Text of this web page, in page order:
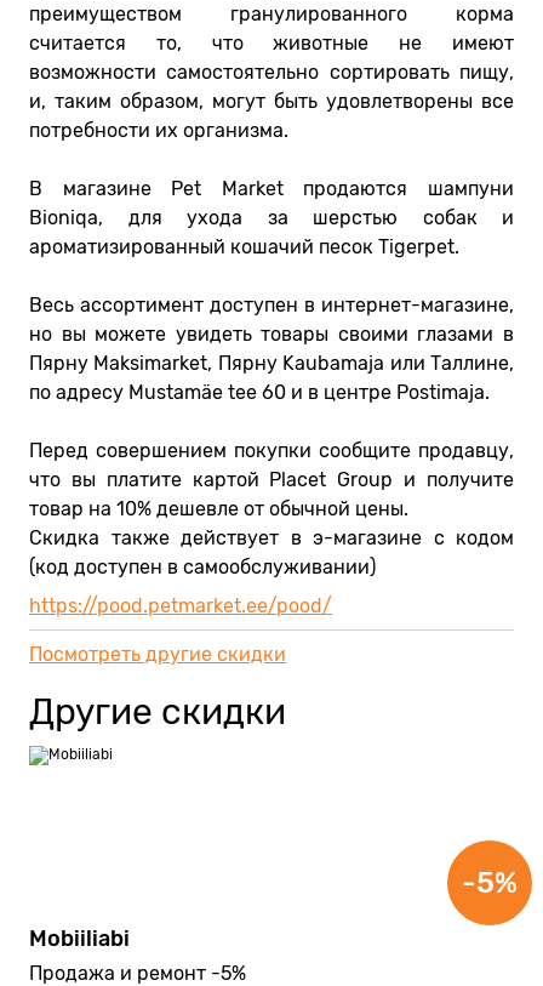
преимуществом гранулированного корма
считается то, что животные не имеют
возможности самостоятельно сортировать пищу,
и, таким образом, могут быть удовлетворены все
потребности их организма.
В магазине Pet Market продаются шампуни
Bioniqa, для ухода за шерстью собак и
ароматизированный кошачий песок Tigerpet.
Весь ассортимент доступен в интернет-магазине,
но вы можете увидеть товары своими глазами в
Пярну Maksimarket, Пярну Kaubamaja ​​или Таллине,
по адресу Mustamäe tee 60 и в центре Postimaja.
Перед совершением покупки сообщите продавцу,
что вы платите картой Placet Group и получите
товар на 10% дешевле от обычной цены.
Скидка также действует в э-магазине с кодом
(код доступен в самообслуживании)
https://pood.petmarket.ee/pood/
Посмотреть другие скидки
Другие скидки
Mobiiliabi
Продажа и ремонт -5%
-5%